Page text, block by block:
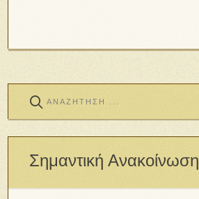
Σημαντική Ανακοίνωση